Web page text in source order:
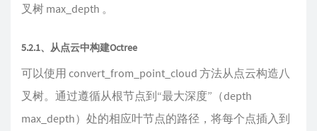
叉树 max_depth 。
5.2.1、从点云中构建Octree
可以使用 convert_from_point_cloud 方法从点云构造八
叉树。通过遵循从根节点到“最大深度”（depth
max_depth）处的相应叶节点的路径，将每个点插入到